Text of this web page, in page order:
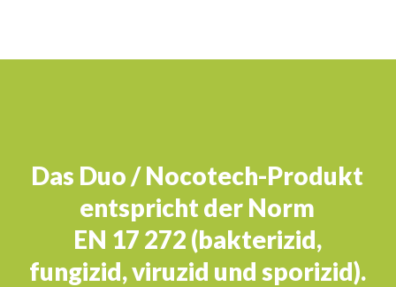
Das Duo / Nocotech-Produkt
entspricht der Norm
EN 17 272 (bakterizid,
fungizid, viruzid und sporizid).